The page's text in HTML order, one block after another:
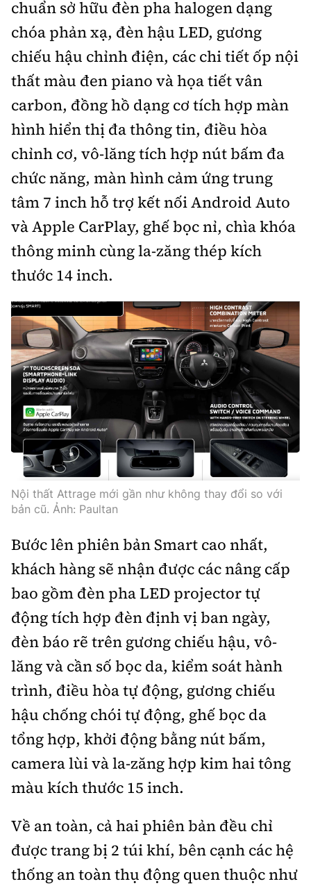
chuẩn sở hữu đèn pha halogen dạng
chóa phản xạ, đèn hậu LED, gương
chiếu hậu chỉnh điện, các chi tiết ốp nội
thất màu đen piano và họa tiết vân
carbon, đồng hồ dạng cơ tích hợp màn
hình hiển thị đa thông tin, điều hòa
chỉnh cơ, vô-lăng tích hợp nút bấm đa
chức năng, màn hình cảm ứng trung
tâm 7 inch hỗ trợ kết nối Android Auto
và Apple CarPlay, ghế bọc nỉ, chìa khóa
thông minh cùng la-zăng thép kích
thước 14 inch.
Nội thất Attrage mới gần như không thay đổi so với
bản cũ. Ảnh: Paultan
Bước lên phiên bản Smart cao nhất,
khách hàng sẽ nhận được các nâng cấp
bao gồm đèn pha LED projector tự
động tích hợp đèn định vị ban ngày,
đèn báo rẽ trên gương chiếu hậu, vô-
lăng và cần số bọc da, kiểm soát hành
trình, điều hòa tự động, gương chiếu
hậu chống chói tự động, ghế bọc da
tổng hợp, khởi động bằng nút bấm,
camera lùi và la-zăng hợp kim hai tông
màu kích thước 15 inch.
Về an toàn, cả hai phiên bản đều chỉ
được trang bị 2 túi khí, bên cạnh các hệ
thống an toàn thụ động quen thuộc như